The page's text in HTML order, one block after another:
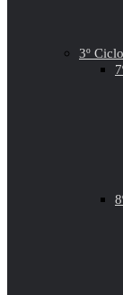
3º Ciclo